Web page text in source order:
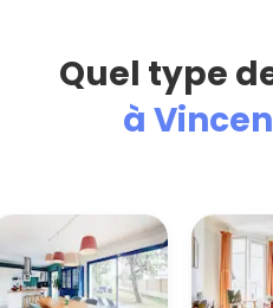
Quel type
à